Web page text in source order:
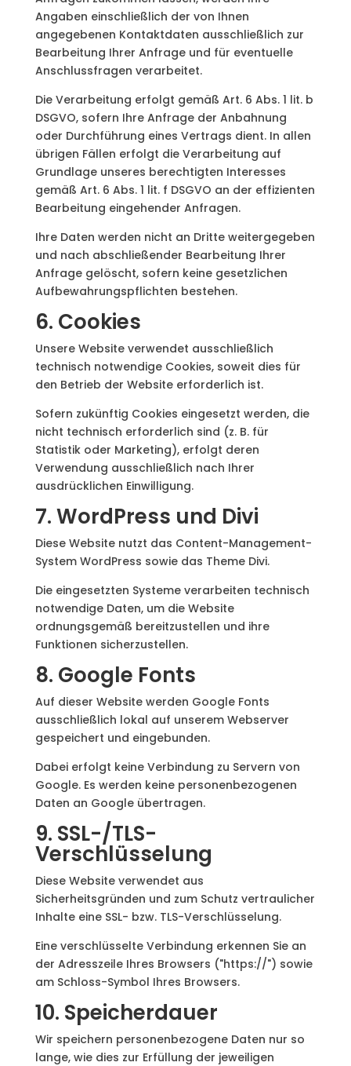
Angaben einschließlich der von Ihnen
angegebenen Kontaktdaten ausschließlich zur
Bearbeitung Ihrer Anfrage und für eventuelle
Anschlussfragen verarbeitet.
Die Verarbeitung erfolgt gemäß Art. 6 Abs. 1 lit. b
DSGVO, sofern Ihre Anfrage der Anbahnung
oder Durchführung eines Vertrags dient. In allen
übrigen Fällen erfolgt die Verarbeitung auf
Grundlage unseres berechtigten Interesses
gemäß Art. 6 Abs. 1 lit. f DSGVO an der effizienten
Bearbeitung eingehender Anfragen.
Ihre Daten werden nicht an Dritte weitergegeben
und nach abschließender Bearbeitung Ihrer
Anfrage gelöscht, sofern keine gesetzlichen
Aufbewahrungspflichten bestehen.
6. Cookies
Unsere Website verwendet ausschließlich
technisch notwendige Cookies, soweit dies für
den Betrieb der Website erforderlich ist.
Sofern zukünftig Cookies eingesetzt werden, die
nicht technisch erforderlich sind (z. B. für
Statistik oder Marketing), erfolgt deren
Verwendung ausschließlich nach Ihrer
ausdrücklichen Einwilligung.
7. WordPress und Divi
Diese Website nutzt das Content-Management-
System WordPress sowie das Theme Divi.
Die eingesetzten Systeme verarbeiten technisch
notwendige Daten, um die Website
ordnungsgemäß bereitzustellen und ihre
Funktionen sicherzustellen.
8. Google Fonts
Auf dieser Website werden Google Fonts
ausschließlich lokal auf unserem Webserver
gespeichert und eingebunden.
Dabei erfolgt keine Verbindung zu Servern von
Google. Es werden keine personenbezogenen
Daten an Google übertragen.
9. SSL-/TLS-
Verschlüsselung
Diese Website verwendet aus
Sicherheitsgründen und zum Schutz vertraulicher
Inhalte eine SSL- bzw. TLS-Verschlüsselung.
Eine verschlüsselte Verbindung erkennen Sie an
der Adresszeile Ihres Browsers ("https://") sowie
am Schloss-Symbol Ihres Browsers.
10. Speicherdauer
Wir speichern personenbezogene Daten nur so
lange, wie dies zur Erfüllung der jeweiligen